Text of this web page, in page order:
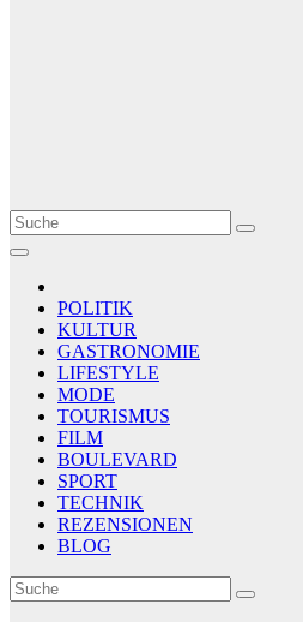
Le Matin
AGENCE DE PRESSE
POLITIK
KULTUR
GASTRONOMIE
LIFESTYLE
MODE
TOURISMUS
FILM
BOULEVARD
SPORT
TECHNIK
REZENSIONEN
BLOG